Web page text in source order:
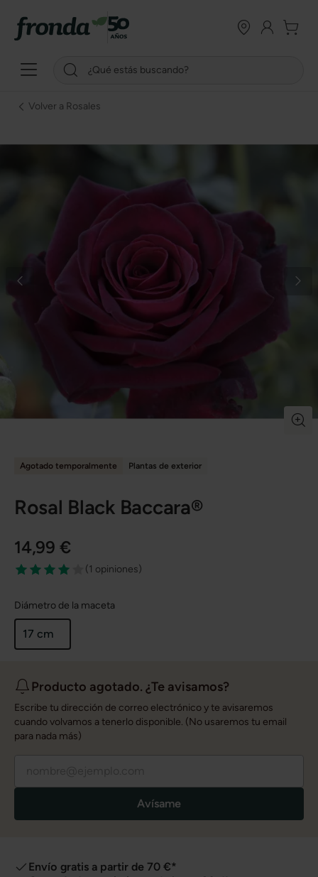
Volver a Rosales
Agotado temporalmente Plantas de exterior
Rosal Black Baccara®
14,99 €
(1 opiniones)
Diámetro de la maceta
17 cm
Producto agotado. ¿Te avisamos?
Escribe tu dirección de correo electrónico y te avisaremos
cuando volvamos a tenerlo disponible. (No usaremos tu email
para nada más)
Avísame
Envío gratis a partir de 70 €*